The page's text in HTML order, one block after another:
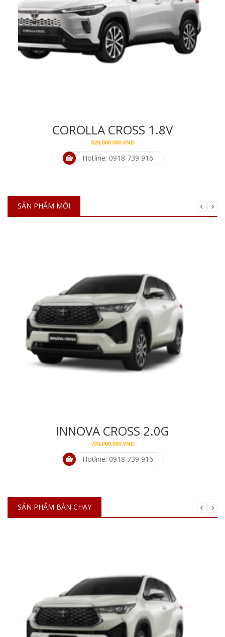
COROLLA CROSS 1.8V
820,000.000VND
Hotline: 0918 739 916
SẢN PHẨM MỚI
INNOVA CROSS 2.0G
730,000.000VND
Hotline: 0918 739 916
SẢN PHẨM BÁN CHẠY